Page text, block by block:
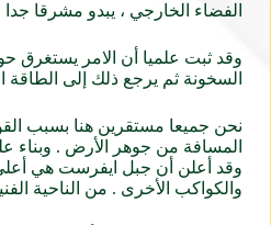
الفضاء الخارجي ، يبدو مشرقا جدا في درب
السخونة ثم يرجع ذلك إلى الطاقة التي
نحن جميعا مستقرين هنا بسبب
المسافة من جوهر الأرض . وبناء
وقد أعلن أن جبل ايفرست هي
والكواكب الأخرى . من الناحية الفنية ، فهذا يعني أن جبل